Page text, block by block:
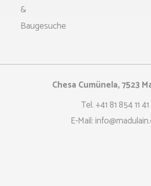
&
Baugesuche
Chesa Cumünela, 7523
Tel.+41 81 854 11 41
E-Mail: